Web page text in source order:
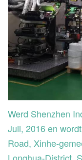
Werd Shenzhen
Juli, 2016 en
Road, Xinhe-